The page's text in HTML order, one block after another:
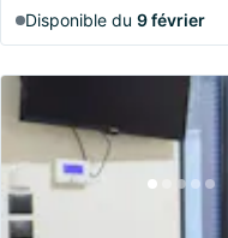
Disponible du 9 février